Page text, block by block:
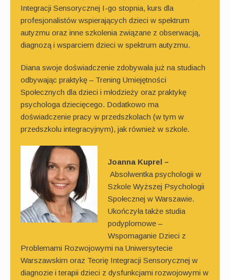
Integracji Sensorycznej I-go stopnia, kurs dla
profesjonalistów wspierających dzieci w spektrum
autyzmu oraz inne szkolenia związane z obserwacją,
diagnozą i wsparciem dzieci w spektrum autyzmu.
Diana swoje doświadczenie zdobywała już na studiach
odbywając praktykę – Trening Umiejętności
Społecznych dla dzieci i młodzieży oraz praktykę
psychologa dziecięcego. Dodatkowo ma
doświadczenie pracy w przedszkolach (w tym w
przedszkolu integracyjnym), jak również w szkole.
Joanna Kuprel –
Absolwentka psychologii w
Szkole Wyższej Psychologii
Społecznej w Warszawie.
Ukończyła także studia
podyplomowe –
Wspomaganie Dzieci z
Problemami Rozwojowymi na Uniwersytecie
Warszawskim oraz Teorię Integracji Sensorycznej w
diagnozie i terapii dzieci z dysfunkcjami rozwojowymi w